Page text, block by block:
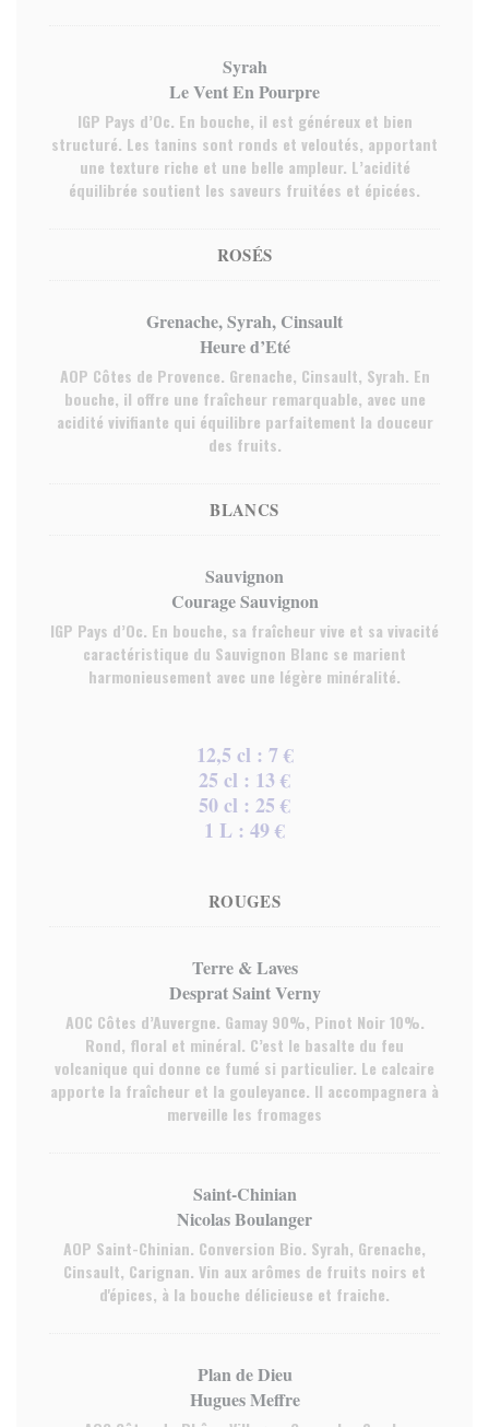
Syrah
Le Vent En Pourpre
IGP Pays d’Oc. En bouche, il est généreux et bien
structuré. Les tanins sont ronds et veloutés, apportant
une texture riche et une belle ampleur. L’acidité
équilibrée soutient les saveurs fruitées et épicées.
ROSÉS
Grenache, Syrah, Cinsault
Heure d’Eté
AOP Côtes de Provence. Grenache, Cinsault, Syrah. En
bouche, il offre une fraîcheur remarquable, avec une
acidité vivifiante qui équilibre parfaitement la douceur
des fruits.
BLANCS
Sauvignon
Courage Sauvignon
IGP Pays d’Oc. En bouche, sa fraîcheur vive et sa vivacité
caractéristique du Sauvignon Blanc se marient
harmonieusement avec une légère minéralité.
12,5 cl : 7 €
25 cl : 13 €
50 cl : 25 €
1 L : 49 €
ROUGES
Terre & Laves
Desprat Saint Verny
AOC Côtes d’Auvergne. Gamay 90%, Pinot Noir 10%.
Rond, floral et minéral. C’est le basalte du feu
volcanique qui donne ce fumé si particulier. Le calcaire
apporte la fraîcheur et la gouleyance. Il accompagnera à
merveille les fromages
Saint-Chinian
Nicolas Boulanger
AOP Saint-Chinian. Conversion Bio. Syrah, Grenache,
Cinsault, Carignan. Vin aux arômes de fruits noirs et
d'épices, à la bouche délicieuse et fraiche.
Plan de Dieu
Hugues Meffre